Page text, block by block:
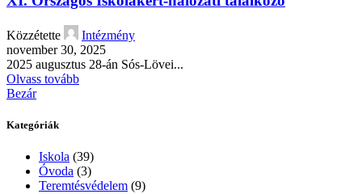
Közzétette
Intézmény
november 30, 2025
2025 augusztus 28-án Sós-Lövei...
Olvass tovább
Bezár
Kategóriák
Iskola (39)
Óvoda (3)
Teremtésvédelem (9)